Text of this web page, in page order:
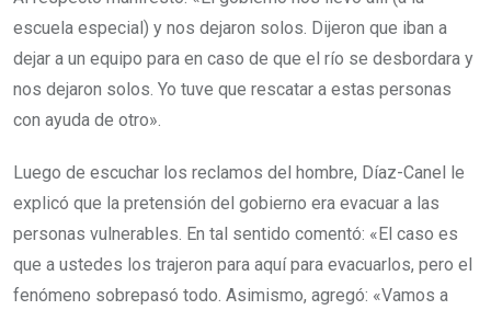
escuela especial) y nos dejaron solos. Dijeron que iban a
dejar a un equipo para en caso de que el río se desbordara y
nos dejaron solos. Yo tuve que rescatar a estas personas
con ayuda de otro».
Luego de escuchar los reclamos del hombre, Díaz-Canel le
explicó que la pretensión del gobierno era evacuar a las
personas vulnerables. En tal sentido comentó: «El caso es
que a ustedes los trajeron para aquí para evacuarlos, pero el
fenómeno sobrepasó todo. Asimismo, agregó: «Vamos a